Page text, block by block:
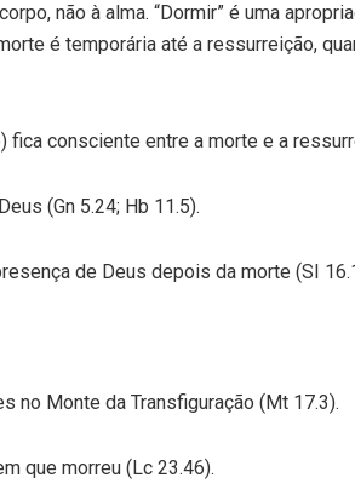
não à alma. “Dormir” é uma
é temporária até a ressurreição,
fica consciente entre a morte e a
(Gn 5.24; Hb 11.5).
de Deus depois da morte (SI
no Monte da Transfiguração (Mt 17.3).
que morreu (Lc 23.46).